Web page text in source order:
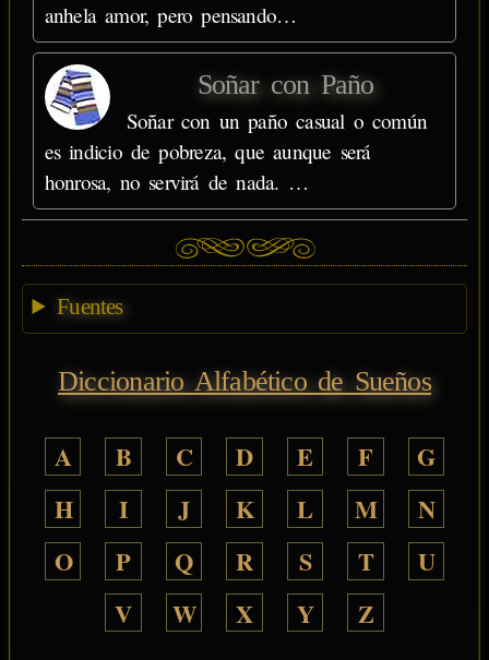
anhela amor, pero pensando…
Soñar con Paño
Soñar con un paño casual o común
es indicio de pobreza, que aunque será
honrosa, no servirá de nada. …
Fuentes
Diccionario Alfabético de Sueños
A B C D E F
G
H
I J K L M
N
O
P Q R S T
U
V
W X Y Z